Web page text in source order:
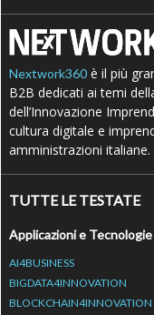
Nextwork360 è il più
B2B dedicati ai temi
dell’Innovazione
cultura digitale e
amministrazioni italiane.
TUTTE LE TESTATE
Applicazioni e Tecnologie
AI4BUSINESS
BIGDATA4INNOVATION
BLOCKCHAIN4INNOVATION